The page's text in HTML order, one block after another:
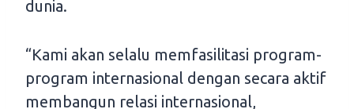
dunia.
“Kami akan selalu memfasilitasi program-
program internasional dengan secara aktif
membangun relasi internasional,